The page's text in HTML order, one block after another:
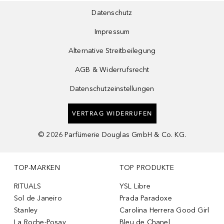
Datenschutz
Impressum
Alternative Streitbeilegung
AGB & Widerrufsrecht
Datenschutzeinstellungen
VERTRAG WIDERRUFEN
© 2026 Parfümerie Douglas GmbH & Co. KG.
TOP-MARKEN
RITUALS
Sol de Janeiro
Stanley
TOP PRODUKTE
YSL Libre
Prada Paradoxe
Carolina Herrera Good Girl